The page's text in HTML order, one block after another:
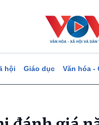
hội Giáo dục Văn hóa -